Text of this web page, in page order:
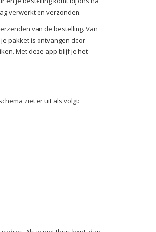
verwerkt en verzonden.
van de bestelling. Van
pakket is ontvangen door
Met deze app blijf je het
ziet er uit als volgt: